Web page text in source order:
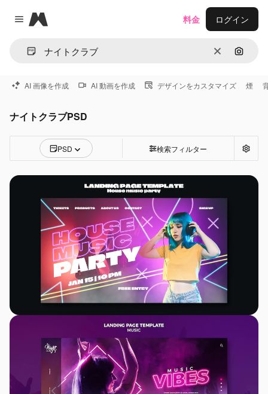
Close menu
Magnific
消去 画像で
料金 ログイン
AI 画像を作成 AI 動画を作成 デザインをカスタマイズ 煙
ナイトクラブPSD
PSD 検索フィルター